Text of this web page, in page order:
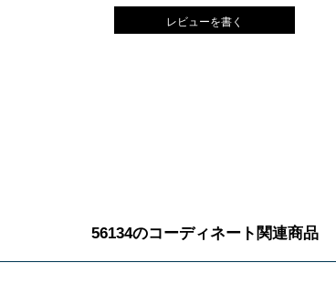
レビューを書く
56134のコーディネート関連商品